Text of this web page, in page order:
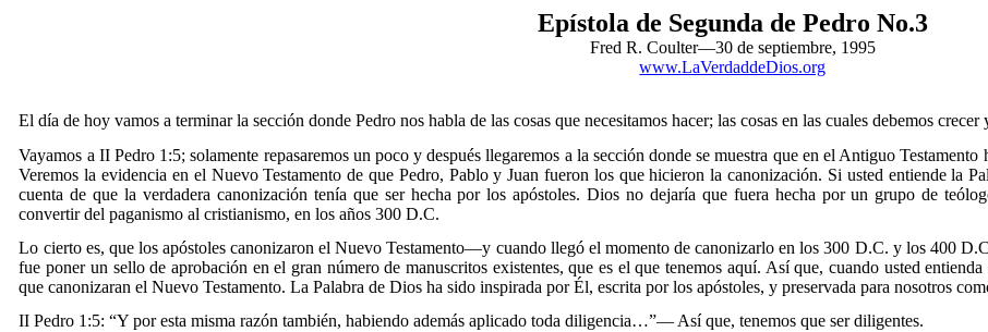
Epístola de Segunda de Pedro No.3
Fred R. Coulter—30 de septiembre, 1995
www.LaVerdaddeDios.org
El día de hoy vamos a terminar la sección donde Pedro nos habla de las cosas que necesitamos hacer; las cosas en las cuales debemos crecer
Vayamos a II Pedro 1:5; solamente repasaremos un poco y después llegaremos a la sección donde se muestra que en el Antiguo
Veremos la evidencia en el Nuevo Testamento de que Pedro, Pablo y Juan fueron los que hicieron la canonización. Si usted entiende la
cuenta de que la verdadera canonización tenía que ser hecha por los apóstoles. Dios no dejaría que fuera hecha por un grupo de
convertir del paganismo al cristianismo, en los años 300 D.C.
Lo cierto es, que los apóstoles canonizaron el Nuevo Testamento—y cuando llegó el momento de canonizarlo en los 300 D.C. y los 400
fue poner un sello de aprobación en el gran número de manuscritos existentes, que es el que tenemos aquí. Así que, cuando usted
que canonizaran el Nuevo Testamento. La Palabra de Dios ha sido inspirada por Él, escrita por los apóstoles, y preservada para nosotros
II Pedro 1:5: “Y por esta misma razón también, habiendo además aplicado toda diligencia…”— Así que, tenemos que ser diligentes.